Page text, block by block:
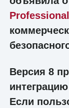
Версия 8
Если